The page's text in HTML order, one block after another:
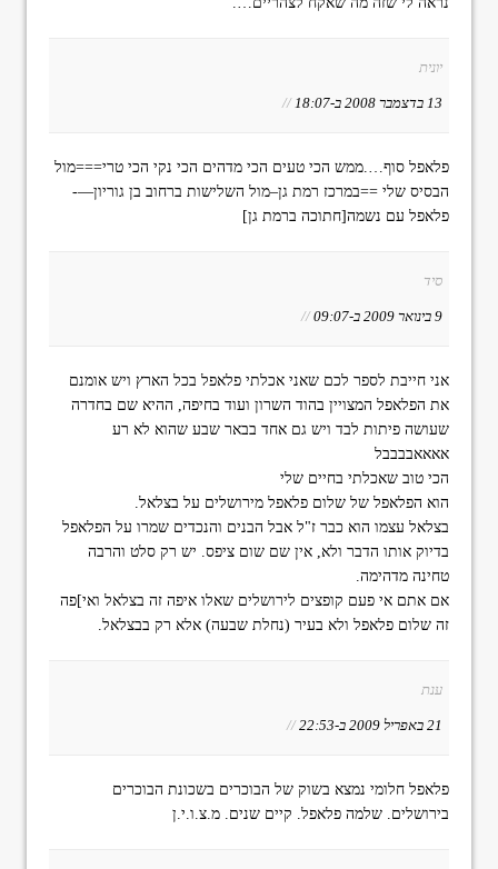
יונית
13 בדצמבר 2008 ב-18:07 //
פלאפל סוף….ממש הכי טעים הכי מדהים הכי נקי הכי טרי===מול
הבסיס שלי ==במרכז רמת גן–מול השלישות ברחוב בן גוריון—-
פלאפל עם נשמה[חתוכה ברמת גן]
סיד
9 בינואר 2009 ב-09:07 //
אני חייבת לספר לכם שאני אכלתי פלאפל בכל הארץ ויש אומנם
את הפלאפל המצויין בהוד השרון ועוד בחיפה, ההיא שם בחדרה
שעושה פיתות לבד ויש גם אחד בבאר שבע שהוא לא רע
אאאאבבבבל
הכי טוב שאכלתי בחיים שלי
הוא הפלאפל של שלום פלאפל מירושלים על בצלאל.
בצלאל עצמו הוא כבר ז"ל אבל הבנים והנכדים שמרו על הפלאפל
בדיוק אותו הדבר ולא, אין שם שום ציפס. יש רק סלט והרבה
טחינה מדהימה.
אם אתם אי פעם קופצים לירושלים שאלו איפה זה בצלאל ואי]פה
זה שלום פלאפל ולא בעיר (נחלת שבעה) אלא רק בבצלאל.
ענת
21 באפריל 2009 ב-22:53 //
פלאפל חלומי נמצא בשוק של הבוכרים בשכונת הבוכרים
בירושלים. שלמה פלאפל. קיים שנים. מ.צ.ו.י.ן